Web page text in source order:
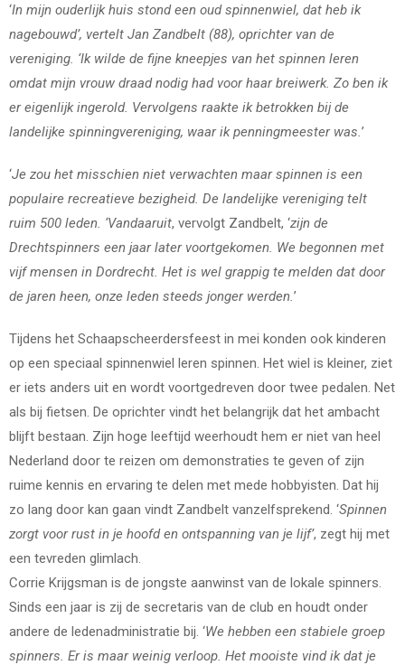
‘In mijn ouderlijk huis stond een oud spinnenwiel, dat heb ik
nagebouwd’, vertelt Jan Zandbelt (88), oprichter van de
vereniging. ‘Ik wilde de fijne kneepjes van het spinnen leren
omdat mijn vrouw draad nodig had voor haar breiwerk. Zo ben ik
er eigenlijk ingerold. Vervolgens raakte ik betrokken bij de
landelijke spinningvereniging, waar ik penningmeester was.’
‘Je zou het misschien niet verwachten maar spinnen is een
populaire recreatieve bezigheid. De landelijke vereniging telt
ruim 500 leden. ‘Vandaaruit, vervolgt Zandbelt, ‘zijn de
Drechtspinners een jaar later voortgekomen. We begonnen met
vijf mensen in Dordrecht. Het is wel grappig te melden dat door
de jaren heen, onze leden steeds jonger werden.’
Tijdens het Schaapscheerdersfeest in mei konden ook kinderen
op een speciaal spinnenwiel leren spinnen. Het wiel is kleiner, ziet
er iets anders uit en wordt voortgedreven door twee pedalen. Net
als bij fietsen. De oprichter vindt het belangrijk dat het ambacht
blijft bestaan. Zijn hoge leeftijd weerhoudt hem er niet van heel
Nederland door te reizen om demonstraties te geven of zijn
ruime kennis en ervaring te delen met mede hobbyisten. Dat hij
zo lang door kan gaan vindt Zandbelt vanzelfsprekend. ‘Spinnen
zorgt voor rust in je hoofd en ontspanning van je lijf’, zegt hij met
een tevreden glimlach.
Corrie Krijgsman is de jongste aanwinst van de lokale spinners.
Sinds een jaar is zij de secretaris van de club en houdt onder
andere de ledenadministratie bij. ‘We hebben een stabiele groep
spinners. Er is maar weinig verloop. Het mooiste vind ik dat je